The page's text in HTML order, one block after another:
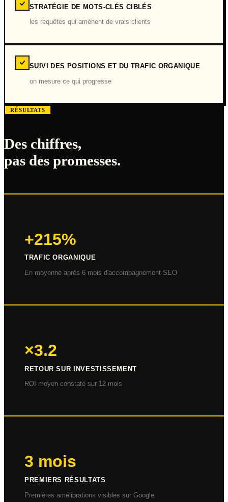
STRATÉGIE DE MOTS-CLÉS CIBLÉS
les requêtes qui amènent de vrais clients
SUIVI DES POSITIONS ET DU TRAFIC ORGANIQUE
on mesure ce qui progresse
RÉSULTATS
Des chiffres,
pas des promesses.
+215%
TRAFIC ORGANIQUE
En moyenne après 6 mois d'accompagnement SEO
×3.2
RETOUR SUR INVESTISSEMENT
ROI moyen constaté sur 12 mois
3 mois
PREMIERS RÉSULTATS
Premières améliorations visibles sur Google